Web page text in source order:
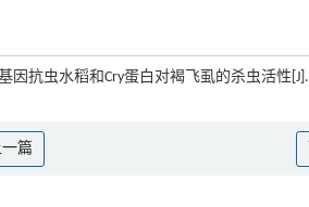
因抗虫水稻和Cry蛋白对褐飞虱的杀虫活性[J].
篇